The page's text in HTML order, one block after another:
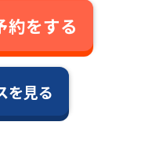
約をする
を見る